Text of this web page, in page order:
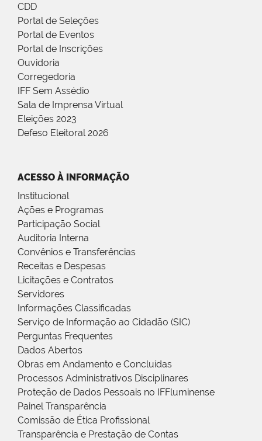
CDD
Portal de Seleções
Portal de Eventos
Portal de Inscrições
Ouvidoria
Corregedoria
IFF Sem Assédio
Sala de Imprensa Virtual
Eleições 2023
Defeso Eleitoral 2026
ACESSO À INFORMAÇÃO
Institucional
Ações e Programas
Participação Social
Auditoria Interna
Convênios e Transferências
Receitas e Despesas
Licitações e Contratos
Servidores
Informações Classificadas
Serviço de Informação ao Cidadão (SIC)
Perguntas Frequentes
Dados Abertos
Obras em Andamento e Concluídas
Processos Administrativos Disciplinares
Proteção de Dados Pessoais no IFFluminense
Painel Transparência
Comissão de Ética Profissional
Transparência e Prestação de Contas